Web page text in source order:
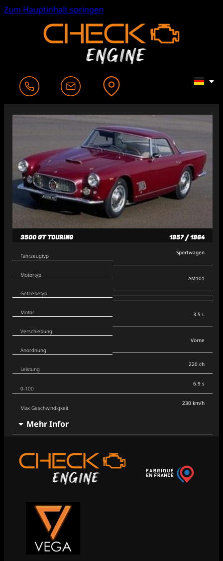
Zum Hauptinhalt springen
3500 GT TOURING 1957 / 1964
Fahrzeugtyp
Motortyp
Getriebetyp
Sportwagen
AM101
Motor
Verschiebung
Anordnung
3.5 L
Vorne
Leistung
0-100
Max Geschwindigkeit
220 ch
6.9 s
230 km/h
Mehr Infor